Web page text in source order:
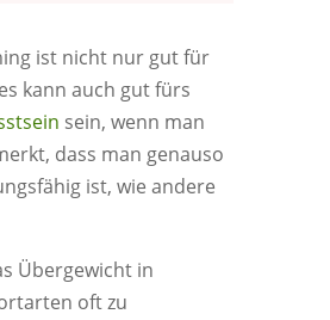
ist nicht nur gut für
kann auch gut fürs
sein, wenn man
dass man genauso
ist, wie andere
Übergewicht in
oft zu